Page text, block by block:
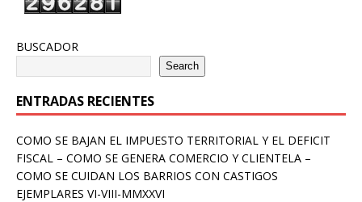
BUSCADOR
Search
ENTRADAS RECIENTES
COMO SE BAJAN EL IMPUESTO TERRITORIAL Y EL DEFICIT
FISCAL – COMO SE GENERA COMERCIO Y CLIENTELA –
COMO SE CUIDAN LOS BARRIOS CON CASTIGOS
EJEMPLARES VI-VIII-MMXXVI